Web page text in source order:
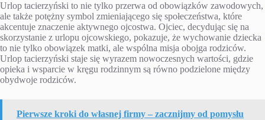
Urlop tacierzyński to nie tylko przerwa od obowiązków zawodowych,
ale także potężny symbol zmieniającego się społeczeństwa, które
akcentuje znaczenie aktywnego ojcostwa. Ojciec, decydując się na
skorzystanie z urlopu ojcowskiego, pokazuje, że wychowanie dziecka
to nie tylko obowiązek matki, ale wspólna misja obojga rodziców.
Urlop tacierzyński staje się wyrazem nowoczesnych wartości, gdzie
opieka i wsparcie w kręgu rodzinnym są równo podzielone między
obydwoje rodziców.
Pierwsze kroki do własnej firmy – zacznijmy od pomysłu